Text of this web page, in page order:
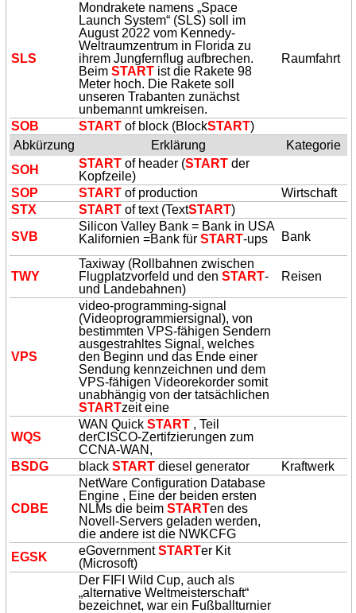
SLS
Mondrakete namens „Space
Launch System“ (SLS) soll im
August 2022 vom Kennedy-
Weltraumzentrum in Florida zu
ihrem Jungfernflug aufbrechen.
BeimSTART ist die Rakete 98
Meter hoch. Die Rakete soll
unseren Trabanten zunächst
unbemannt umkreisen.
Raumfahrt
SOB START of block (BlockSTART)
Abkürzung
Erklärung
Kategorie
SOH
START of header (START der
Kopfzeile)
SOP
START of production
Wirtschaft
STX
START of text (TextSTART)
SVB
Silicon Valley Bank = Bank in USA
Kalifornien =Bank fürSTART-ups Bank
TWY
Taxiway (Rollbahnen zwischen
Flugplatzvorfeld und denSTART-
und Landebahnen)
Reisen
VPS
video-programming-signal
(Videoprogrammiersignal), von
bestimmten VPS-fähigen Sendern
ausgestrahltes Signal, welches
den Beginn und das Ende einer
Sendung kennzeichnen und dem
VPS-fähigen Videorekorder somit
unabhängig von der tatsächlichen
STARTzeit eine
WQS
WAN QuickSTART , Teil
derCISCO-Zertifzierungen zum
CCNA-WAN,
BSDG
blackSTART diesel generator Kraftwerk
CDBE
NetWare Configuration Database
Engine , Eine der beiden ersten
NLMs die beimSTARTen des
Novell-Servers geladen werden,
die andere ist die NWKCFG
EGSK
eGovernmentSTARTer Kit
(Microsoft)
Der FIFI Wild Cup, auch als
„alternative Weltmeisterschaft“
bezeichnet, war ein Fußballturnier